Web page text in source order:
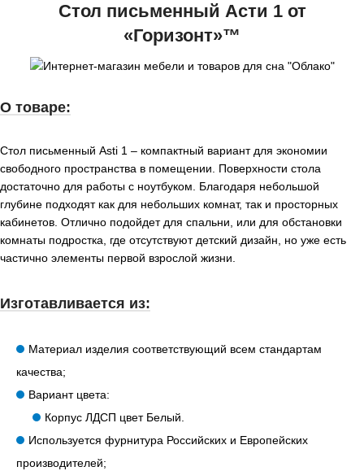
Стол письменный Асти 1 от
«Горизонт»™
О товаре:
Стол письменный Asti 1 – компактный вариант для экономии
свободного пространства в помещении. Поверхности стола
достаточно для работы с ноутбуком. Благодаря небольшой
глубине подходят как для небольших комнат, так и просторных
кабинетов. Отлично подойдет для спальни, или для обстановки
комнаты подростка, где отсутствуют детский дизайн, но уже есть
частично элементы первой взрослой жизни.
Изготавливается из:
Материал изделия соответствующий всем стандартам
качества;
Вариант цвета:
Корпус ЛДСП цвет Белый.
Используется фурнитура Российских и Европейских
производителей;